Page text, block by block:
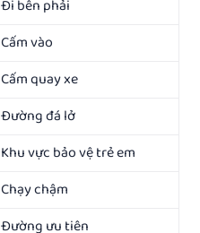
Đi bên phải
Cấm vào
Cấm quay xe
Đường đá lở
Khu vực bảo vệ trẻ em
Chạy chậm
Đường ưu tiên